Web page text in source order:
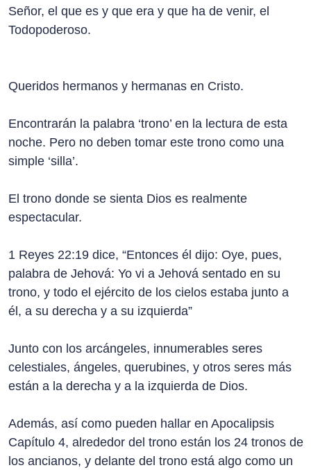
Señor, el que es y que era y que ha de venir, el
Todopoderoso.
Queridos hermanos y hermanas en Cristo.
Encontrarán la palabra ‘trono’ en la lectura de esta
noche. Pero no deben tomar este trono como una
simple ‘silla’.
El trono donde se sienta Dios es realmente
espectacular.
1 Reyes 22:19 dice, “Entonces él dijo: Oye, pues,
palabra de Jehová: Yo vi a Jehová sentado en su
trono, y todo el ejército de los cielos estaba junto a
él, a su derecha y a su izquierda”
Junto con los arcángeles, innumerables seres
celestiales, ángeles, querubines, y otros seres más
están a la derecha y a la izquierda de Dios.
Además, así como pueden hallar en Apocalipsis
Capítulo 4, alrededor del trono están los 24 tronos de
los ancianos, y delante del trono está algo como un